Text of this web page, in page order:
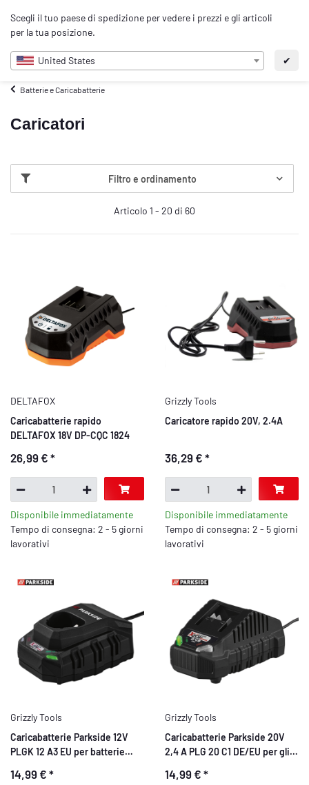
Scegli il tuo paese di spedizione per vedere i prezzi e gli articoli
per la tua posizione.
United States ✔
IT
Batterie e Caricabatterie
Caricatori
Filtro e ordinamento
Articolo 1 - 20 di 60
DELTAFOX
Caricabatterie rapido
DELTAFOX 18V DP-CQC 1824
26,99 € *
Disponibile immediatamente
Tempo di consegna: 2 - 5 giorni
lavorativi
Grizzly Tools
Caricatore rapido 20V, 2.4A
36,29 € *
Disponibile immediatamente
Tempo di consegna: 2 - 5 giorni
lavorativi
Grizzly Tools
Caricabatterie Parkside 12V
PLGK 12 A3 EU per batterie
14,99 € *
Grizzly Tools
Caricabatterie Parkside 20V
2,4 A PLG 20 C1 DE/EU per gli
X 20V
14,99 € *